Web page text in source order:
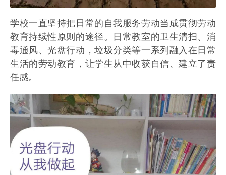
学校一直坚持把日常的自我服务劳动当成贯彻劳动
教育持续性原则的途径。日常教室的卫生清扫、消
毒通风、光盘行动，垃圾分类等一系列融入在日常
生活的劳动教育，让学生从中收获自信、建立了责
任感。